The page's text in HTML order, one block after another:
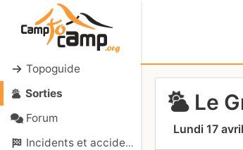
Topoguide
Sorties
Forum
Incidents et accidents
Le
Lundi 17